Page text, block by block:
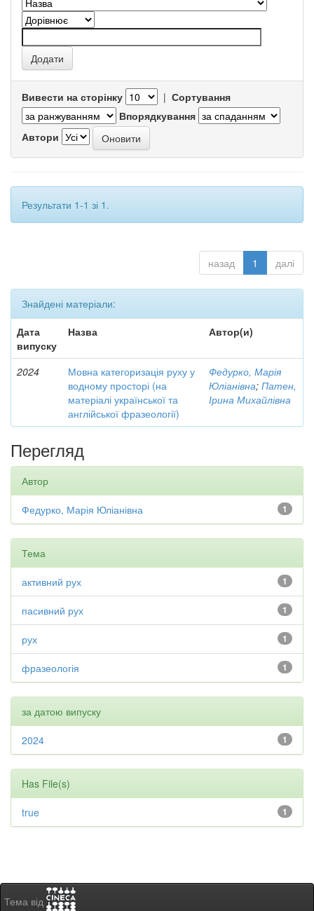
Вивести на сторінку | Сортування
Впорядкування
Автори
Результати 1-1 зі 1.
назад 1 далі
Знайдені матеріали:
Дата
випуску
Назва Автор(и)
2024
Мовна категоризація руху у
водному просторі (на
матеріалі української та
англійської фразеології)
Федурко, Марія
Юліанівна; Патен,
Ірина Михайлівна
Перегляд
Автор
1
Федурко, Марія Юліанівна
Тема
1
активний рух
1
пасивний рух
1
рух
1
фразеологія
за датою випуску
1
2024
Has File(s)
1
true
Тема від